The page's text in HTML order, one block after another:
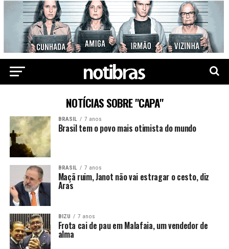
NOTÍCIAS SOBRE "CAPA"
BRASIL 7 anos
Brasil tem o povo mais otimista do mundo
BRASIL 7 anos
Maçã ruim, Janot não vai estragar o cesto, diz
Aras
BIZU 7 anos
Frota cai de pau em Malafaia, um vendedor de
alma